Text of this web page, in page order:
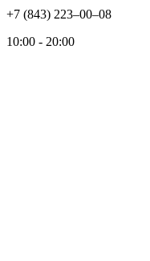
+7 (843) 223‒00‒08
10:00 - 20:00